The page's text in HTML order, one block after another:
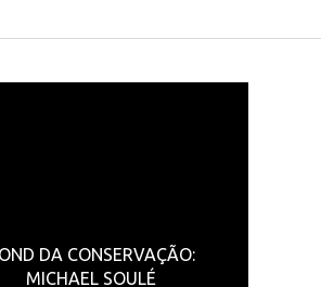
DA CONSERVAÇÃO:
MICHAEL SOULÉ